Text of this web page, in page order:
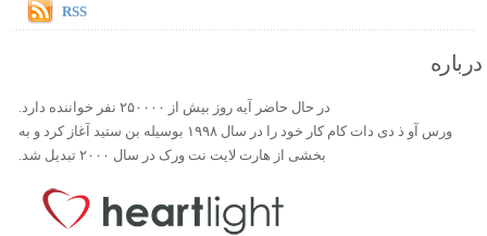
RSS
درباره
در حال حاضر آیه روز بیش از ۲۵۰۰۰۰ نفر خواننده دارد.
ورس آو ذ دی دات کام کار خود را در سال ۱۹۹۸ بوسیله بن ستید آغاز کرد و به
بخشی از هارت لایت نت ورک در سال ۲۰۰۰ تبدیل شد.